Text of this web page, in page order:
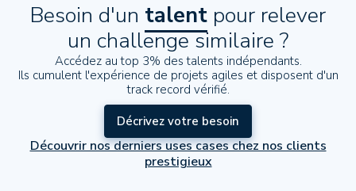
Besoin d'un talent pour relever
un challenge similaire ?
Accédez au top 3% des talents indépendants.
Ils cumulent l'expérience de projets agiles et disposent d'un
track record vérifié.
Décrivez votre besoin
Découvrir nos derniers uses cases chez nos clients
prestigieux